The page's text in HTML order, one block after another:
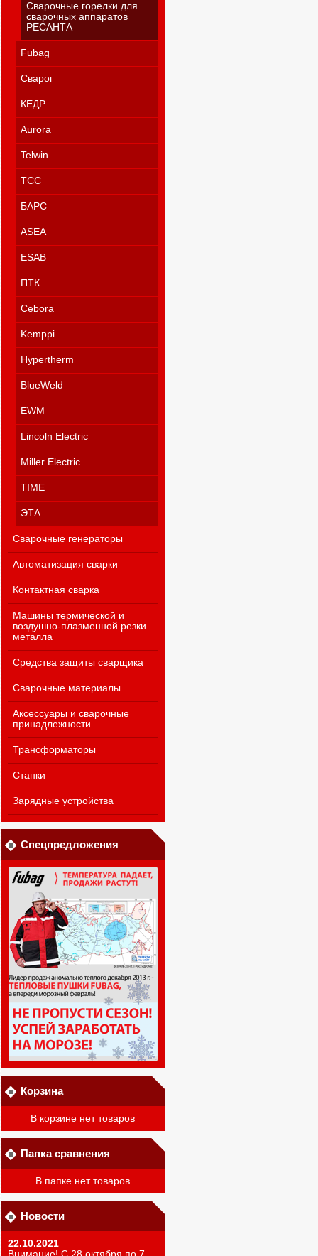
Сварочные горелки для
сварочных аппаратов
РЕСАНТА
Fubag
Сварог
КЕДР
Aurora
Telwin
ТСС
БАРС
ASEA
ESAB
ПТК
Cebora
Kemppi
Hypertherm
BlueWeld
EWM
Lincoln Electric
Miller Electric
TIME
ЭТА
Сварочные генераторы
Автоматизация сварки
Контактная сварка
Машины термической и
воздушно-плазменной резки
металла
Средства защиты сварщика
Сварочные материалы
Аксессуары и сварочные
принадлежности
Трансформаторы
Станки
Зарядные устройства
Спецпредложения
Корзина
В корзине нет товаров
Папка сравнения
В папке нет товаров
Новости
22.10.2021